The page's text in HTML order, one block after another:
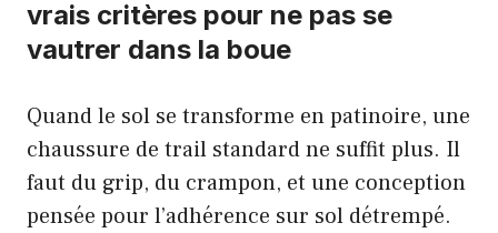
vrais critères pour ne pas se
vautrer dans la boue
Quand le sol se transforme en patinoire, une
chaussure de trail standard ne suffit plus. Il
faut du grip, du crampon, et une conception
pensée pour l’adhérence sur sol détrempé.